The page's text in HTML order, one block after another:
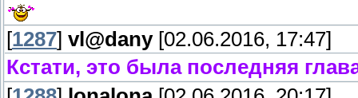
[1287] vl@dany[02.06.2016, 17:47]
Кстати, это была последняя